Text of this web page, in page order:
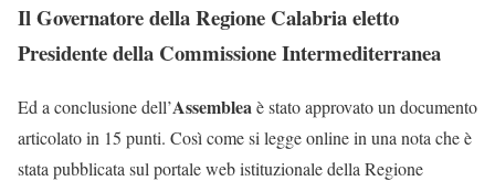
Il Governatore della Regione Calabria eletto
Presidente della Commissione Intermediterranea
Ed a conclusione dell’Assemblea è stato approvato un documento
articolato in 15 punti. Così come si legge online in una nota che è
stata pubblicata sul portale web istituzionale della Regione